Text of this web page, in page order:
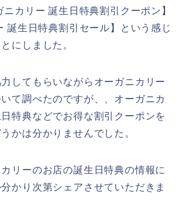
ニカリー 誕生日特典割引クーポン】
誕生日特典割引セール】という感じ
にしました。
してもらいながらオーガニカリー
て調べたのですが、、オーガニカ
特典などでお得な割引クーポンを
かは分かりませんでした。
リーのお店の誕生日特典の情報に
かり次第シェアさせていただきま